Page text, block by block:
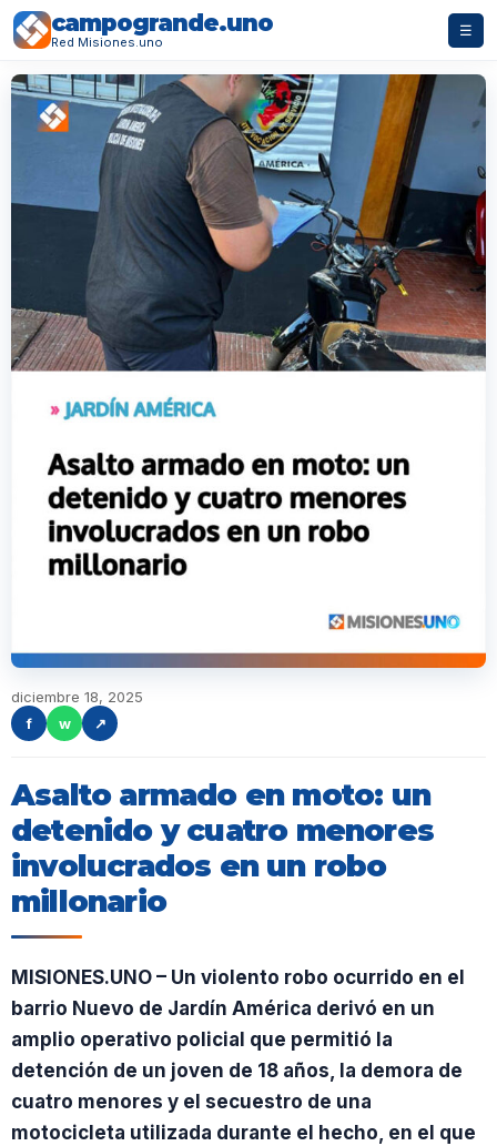
campogrande.uno
Red Misiones.uno
☰
diciembre 18, 2025
f
w ↗
Asalto armado en moto: un
detenido y cuatro menores
involucrados en un robo
millonario
MISIONES.UNO – Un violento robo ocurrido en el
barrio Nuevo de Jardín América derivó en un
amplio operativo policial que permitió la
detención de un joven de 18 años, la demora de
cuatro menores y el secuestro de una
motocicleta utilizada durante el hecho, en el que